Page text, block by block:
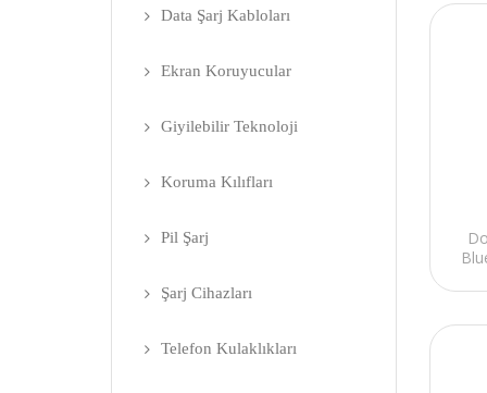
Data Şarj Kabloları
Ekran Koruyucular
Giyilebilir Teknoloji
Koruma Kılıfları
Pil Şarj
Şarj Cihazları
Telefon Kulaklıkları